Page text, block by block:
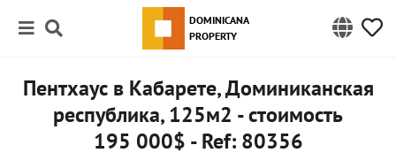
DOMINICANA
PROPERTY
Пентхаус в Кабарете, Доминиканская
республика, 125м2 - стоимость
195 000$ - Ref: 80356